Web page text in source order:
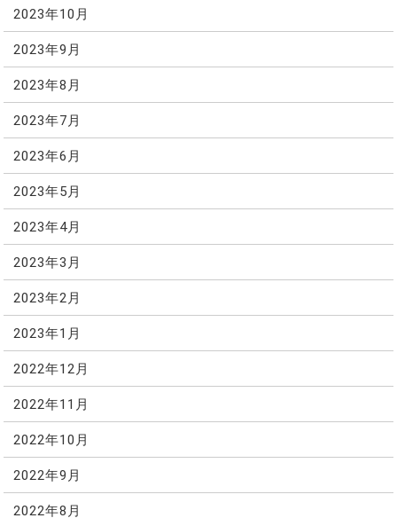
2023年10月
2023年9月
2023年8月
2023年7月
2023年6月
2023年5月
2023年4月
2023年3月
2023年2月
2023年1月
2022年12月
2022年11月
2022年10月
2022年9月
2022年8月